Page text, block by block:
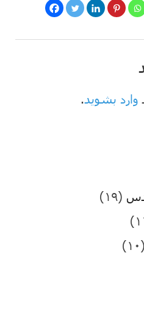
وارد بشوید .
(۱۹)
(۱۰)